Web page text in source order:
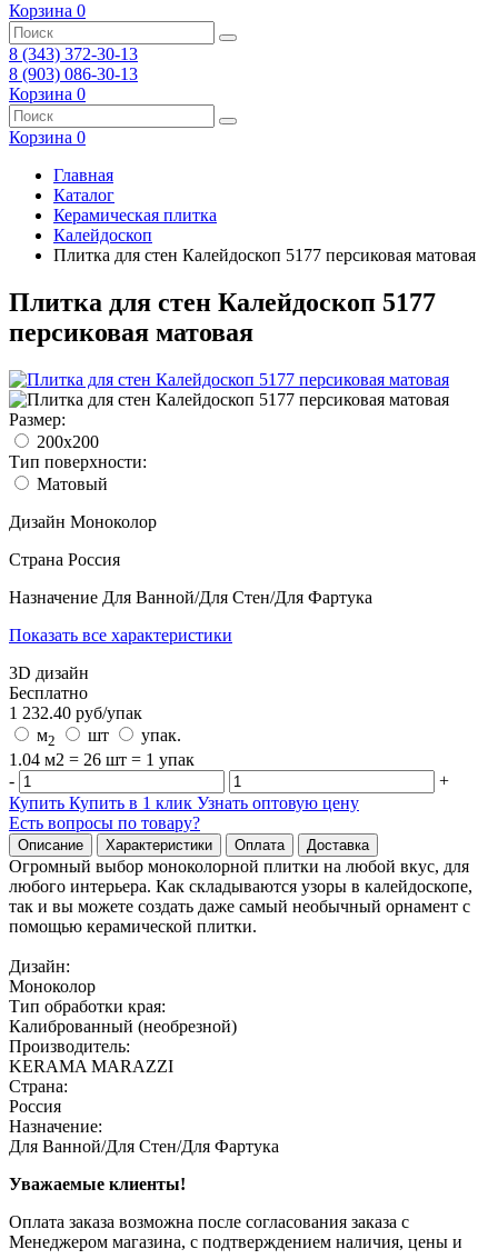
Корзина 0
8 (343) 372-30-13
8 (903) 086-30-13
Корзина 0
Корзина 0
Главная
Каталог
Керамическая плитка
Калейдоскоп
Плитка для стен Калейдоскоп 5177 персиковая матовая
Плитка для стен Калейдоскоп 5177
персиковая матовая
Размер:
200x200
Тип поверхности:
Матовый
Дизайн Моноколор
Страна Россия
Назначение Для Ванной/Для Стен/Для Фартука
Показать все характеристики
3D дизайн
Бесплатно
1 232.40 руб/упак
м2 шт
упак.
1.04 м2 = 26 шт = 1 упак
-
+
Купить Купить в 1 клик Узнать оптовую цену
Есть вопросы по товару?
Описание Характеристики Оплата Доставка
Огромный выбор моноколорной плитки на любой вкус, для
любого интерьера. Как складываются узоры в калейдоскопе,
так и вы можете создать даже самый необычный орнамент с
помощью керамической плитки.
Дизайн:
Моноколор
Тип обработки края:
Калиброванный (необрезной)
Производитель:
KERAMA MARAZZI
Страна:
Россия
Назначение:
Для Ванной/Для Стен/Для Фартука
Уважаемые клиенты!
Оплата заказа возможна после согласования заказа с
Менеджером магазина, с подтверждением наличия, цены и